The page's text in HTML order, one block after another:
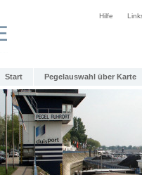
Hilfe
Start Pegelauswahl über Karte